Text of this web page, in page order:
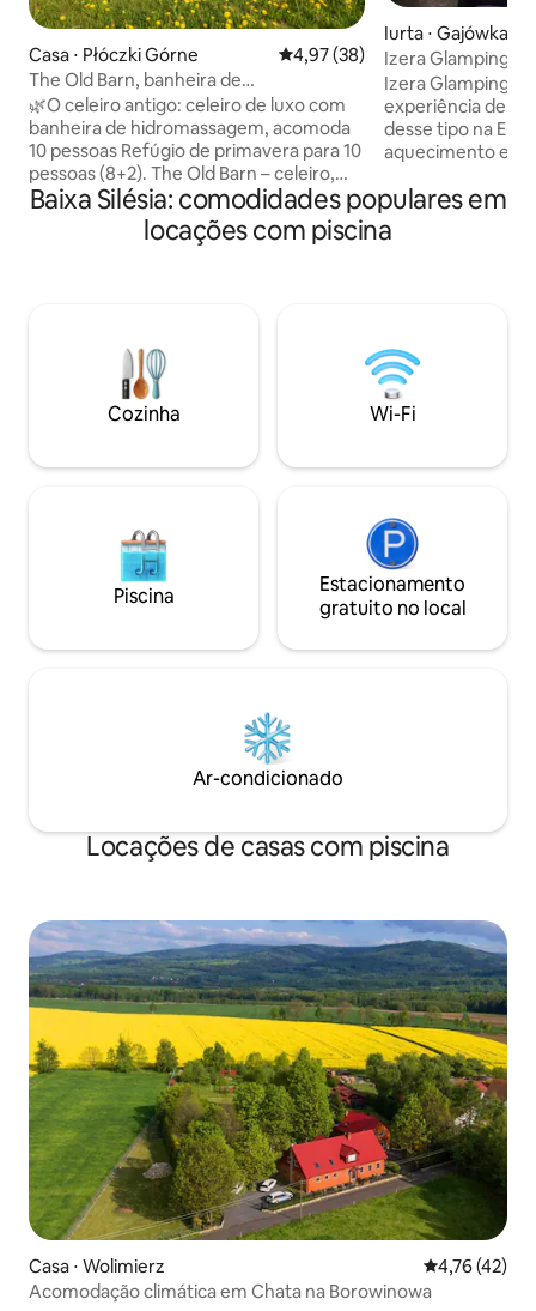
Casa ⋅ Płóczki Górne 4,97 de uma avaliação média
4,97 (38)
The Old Barn, banheira de
hidromassagem, spa, capacidade para 8
a 10 pessoas
🌿O celeiro antigo: celeiro de luxo com
banheira de hidromassagem, acomoda
10 pessoas Refúgio de primavera para 10
pessoas (8+2). The Old Barn – celeiro,
relaxamento, privacidade.
✨Comodidades: Banheira de
hidromassagem ao ar livre disponível o
localização: Colinas, campos, florestas.
Sopé da Izera. | * Castelos de Czocha e
Grodziec. | * Trilhas para caminhada e
ciclismo, off-road, perfeitas para viagens
primavera! Sem multidões. Relaxamento
Iurta ⋅ Gajówka
Izera Glamping
Izera Glamping
experiência de
desse tipo na
aquecimento e ar
das montanhas e
telhado de vidro é
banheira em uma
uma massagem. Um verdadeiro
glamping.
acomodação
bem! Visite o
Baixa Silésia: comodidades populares em
locações com piscina
Cozinha Wi-Fi
Piscina
Estacionamento
gratuito no local
Ar-condicionado
Locações de casas com piscina
Casa ⋅ Wolimierz 4,76 de uma
4,76 (42)
Acomodação climática em Chata na Borowinowa